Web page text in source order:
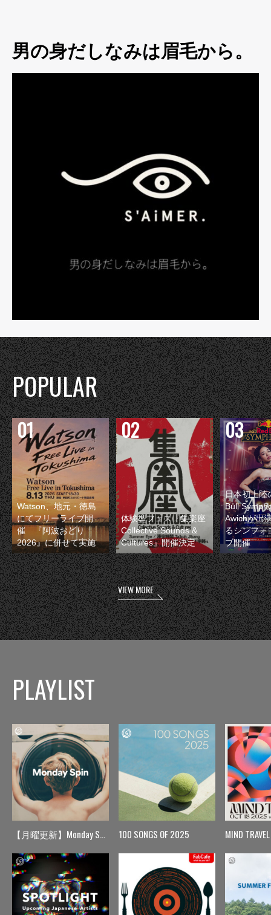
男の身だしなみは眉毛から。
POPULAR
Watson、地元・徳島
にてフリーライブ開
催 『阿波おどり
2026』に併せて実施
体験型フェス『集楽座
Collective Sounds &
Cultures』開催決定
日本初上陸
Bull
Awichが出
るシンフォ
ブ開催
VIEW MORE
PLAYLIST
【月曜更新】Monday Spin 100 SONGS OF 2025 MIND TRAVEL